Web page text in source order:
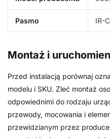
Pasmo IR-C
Montaż i
Przed instalacją porównaj
modelu i SKU. Zleć montaż
odpowiednimi do rodzaju
przewody, mocowania i
przewidzianym przez